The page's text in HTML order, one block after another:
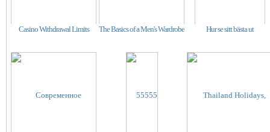
Casino Withdrawal Limits The Basics of a Men's Wardrobe Hur se sitt bästa ut